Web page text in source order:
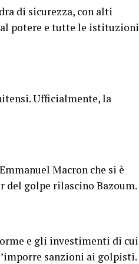
di sicurezza, con alti
potere e tutte le istituzioni
Ufficialmente, la
Macron che si è
del golpe rilascino Bazoum.
e gli investimenti di cui
sanzioni ai golpisti.